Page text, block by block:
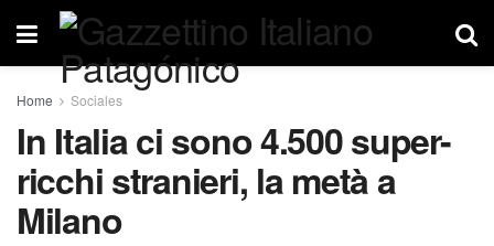
Home Sociales
In Italia ci sono 4.500 super-
ricchi stranieri, la metà a
Milano